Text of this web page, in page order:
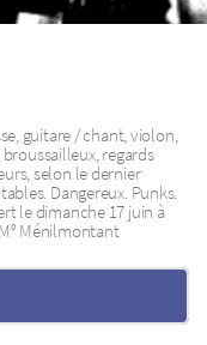
guitare / chant, violon,
broussailleux, regards
selon le dernier
Dangereux. Punks.
le dimanche 17 juin à
Ménilmontant